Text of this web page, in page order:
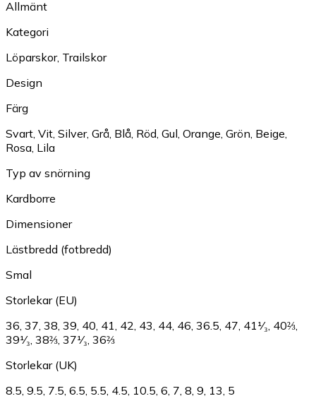
Allmänt
Kategori
Löparskor, Trailskor
Design
Färg
Svart, Vit, Silver, Grå, Blå, Röd, Gul, Orange, Grön, Beige,
Rosa, Lila
Typ av snörning
Kardborre
Dimensioner
Lästbredd (fotbredd)
Smal
Storlekar (EU)
36, 37, 38, 39, 40, 41, 42, 43, 44, 46, 36.5, 47, 41¹⁄₃, 40⅔,
39¹⁄₃, 38⅔, 37¹⁄₃, 36⅔
Storlekar (UK)
8.5, 9.5, 7.5, 6.5, 5.5, 4.5, 10.5, 6, 7, 8, 9, 13, 5